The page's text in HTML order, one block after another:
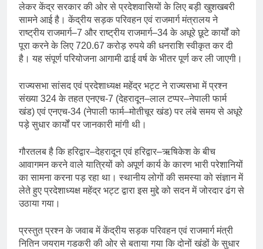
लेकर केंद्र सरकार की ओर से प्रदेशवासियों के लिए बड़ी खुशखबरी
सामने आई है। केंद्रीय सड़क परिवहन एवं राजमार्ग मंत्रालय ने
राष्ट्रीय राजमार्ग–7 और राष्ट्रीय राजमार्ग–34 के अधूरे छूटे कार्यों को
पूरा करने के लिए 720.67 करोड़ रुपये की धनराशि स्वीकृत कर दी
है। यह संपूर्ण परियोजना आगामी ढाई वर्ष के भीतर पूर्ण कर ली जाएगी।
राज्यसभा सांसद एवं प्रदेशाध्यक्ष महेंद्र भट्ट ने राज्यसभा में प्रश्न
संख्या 324 के तहत एनएच-7 (देहरादून–लाल टप्पर–नेपाली फार्म
खंड) एवं एनएच-34 (नेपाली फार्म–मोतीचूर खंड) पर लंबे समय से अधूरे
पड़े सुधार कार्यों पर जानकारी मांगी थी।
गौरतलब है कि हरिद्वार–देहरादून एवं हरिद्वार–ऋषिकेश के बीच
आवागमन करने वाले यात्रियों को अपूर्ण कार्य के कारण भारी परेशानियों
का सामना करना पड़ रहा था। स्थानीय लोगों की समस्या को संज्ञान में
लेते हुए प्रदेशाध्यक्ष महेंद्र भट्ट द्वारा इस मुद्दे को सदन में जोरदार ढंग से
उठाया गया।
प्रस्तुत प्रश्न के जवाब में केंद्रीय सड़क परिवहन एवं राजमार्ग मंत्री
नितिन जयराम गडकरी की ओर से बताया गया कि दोनों खंडों के सुधार